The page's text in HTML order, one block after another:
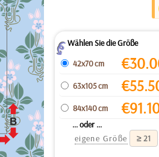
ZWählen Sie die Größe
42x70 cm
€
63x105 cm €
84x140 cm €
... oder ...
eigene Größe